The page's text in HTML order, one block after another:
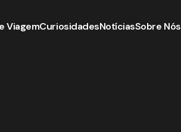
ViagemCuriosidadesNotíciasSobre Nós